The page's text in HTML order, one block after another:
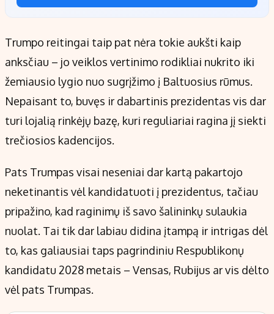
Trumpo reitingai taip pat nėra tokie aukšti kaip
anksčiau – jo veiklos vertinimo rodikliai nukrito iki
žemiausio lygio nuo sugrįžimo į Baltuosius rūmus.
Nepaisant to, buvęs ir dabartinis prezidentas vis dar
turi lojalią rinkėjų bazę, kuri reguliariai ragina jį siekti
trečiosios kadencijos.
Pats Trumpas visai neseniai dar kartą pakartojo
neketinantis vėl kandidatuoti į prezidentus, tačiau
pripažino, kad raginimų iš savo šalininkų sulaukia
nuolat. Tai tik dar labiau didina įtampą ir intrigas dėl
to, kas galiausiai taps pagrindiniu Respublikonų
kandidatu 2028 metais – Vensas, Rubijus ar vis dėlto
vėl pats Trumpas.